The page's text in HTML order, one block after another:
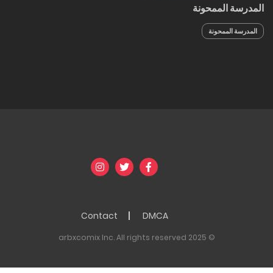
المدرسة الممحونة
المدرسة الممحونة
DMCA
Contact
© 2025 arbxcomix Inc. All rights reserved